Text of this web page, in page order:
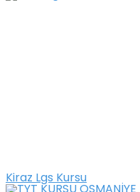
Kiraz Lgs Kursu